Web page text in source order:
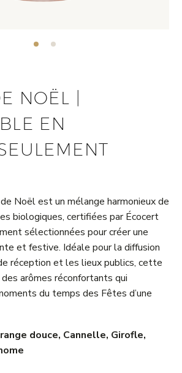
NOËL |
EN
Noël est un mélange harmonieux de
biologiques, certifiées par Écocert
sélectionnées pour créer une
et festive. Idéale pour la diffusion
réception et les lieux publics, cette
arômes réconfortants qui
du temps des Fêtes d’une
douce, Cannelle, Girofle,